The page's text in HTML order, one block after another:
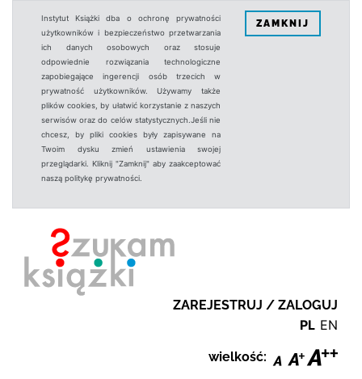
Instytut Książki dba o ochronę prywatności
użytkowników i bezpieczeństwo przetwarzania
ich danych osobowych oraz stosuje
odpowiednie rozwiązania technologiczne
zapobiegające ingerencji osób trzecich w
prywatność użytkowników. Używamy także
plików cookies, by ułatwić korzystanie z naszych
serwisów oraz do celów statystycznych.Jeśli nie
chcesz, by pliki cookies były zapisywane na
Twoim dysku zmień ustawienia swojej
przeglądarki. Kliknij "Zamknij" aby zaakceptować
naszą politykę prywatności.
ZAMKNIJ
ZAREJESTRUJ / ZALOGUJ
PL EN
wielkość: